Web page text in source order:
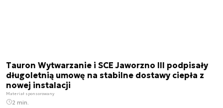
Tauron Wytwarzanie i SCE Jaworzno III podpisały
długoletnią umowę na stabilne dostawy ciepła z
nowej instalacji
Materiał sponsorowany
2 min.